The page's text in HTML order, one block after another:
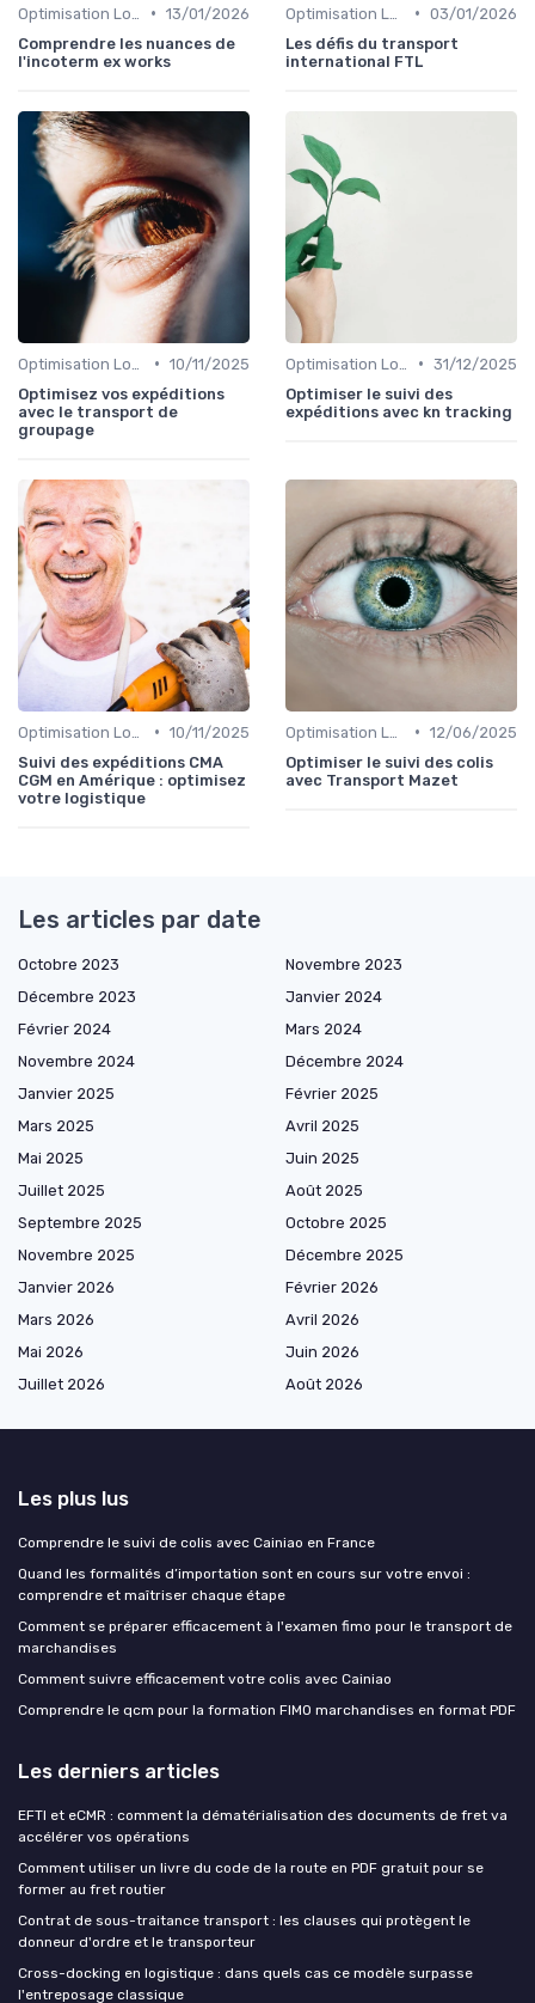
• 13/01/2026
Comprendre les nuances de
l'incoterm ex works
• 03/01/2026
Les défis du transport
international FTL
• 10/11/2025
Optimisez vos expéditions
avec le transport de
groupage
• 31/12/2025
Optimiser le suivi des
expéditions avec kn tracking
• 10/11/2025
Suivi des expéditions CMA
CGM en Amérique : optimisez
votre logistique
• 12/06/2025
Optimiser le suivi des colis
avec Transport Mazet
Les articles par date
Octobre 2023
Novembre 2023
Décembre 2023
Janvier 2024
Février 2024
Mars 2024
Novembre 2024
Décembre 2024
Janvier 2025
Février 2025
Mars 2025
Avril 2025
Mai 2025
Juin 2025
Juillet 2025
Août 2025
Septembre 2025
Octobre 2025
Novembre 2025
Décembre 2025
Janvier 2026
Février 2026
Mars 2026
Avril 2026
Mai 2026
Juin 2026
Juillet 2026
Août 2026
Les plus lus
Comprendre le suivi de colis avec Cainiao en France
Quand les formalités d’importation sont en cours sur votre envoi :
comprendre et maîtriser chaque étape
Comment se préparer efficacement à l'examen fimo pour le transport de
marchandises
Comment suivre efficacement votre colis avec Cainiao
Comprendre le qcm pour la formation FIMO marchandises en format PDF
Les derniers articles
EFTI et eCMR : comment la dématérialisation des documents de fret va
accélérer vos opérations
Comment utiliser un livre du code de la route en PDF gratuit pour se
former au fret routier
Contrat de sous-traitance transport : les clauses qui protègent le
donneur d'ordre et le transporteur
Cross-docking en logistique : dans quels cas ce modèle surpasse
l'entreposage classique